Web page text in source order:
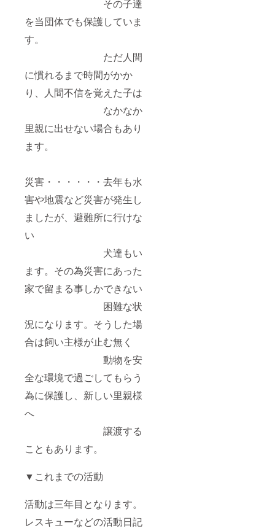
その子達
を当団体でも保護していま
す。
ただ人間
に慣れるまで時間がかか
り、人間不信を覚えた子は
なかなか
里親に出せない場合もあり
ます。
災害・・・・・・去年も水
害や地震など災害が発生し
ましたが、避難所に行けな
い
犬達もい
ます。その為災害にあった
家で留まる事しかできない
困難な状
況になります。そうした場
合は飼い主様が止む無く
動物を安
全な環境で過ごしてもらう
為に保護し、新しい里親様
へ
譲渡する
こともあります。
▼これまでの活動
活動は三年目となります。
レスキューなどの活動日記